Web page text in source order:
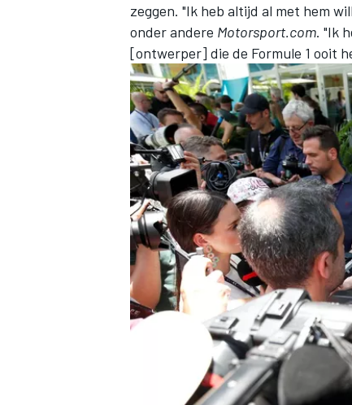
zeggen. "Ik heb altijd al met hem
onder andere Motorsport.com. "Ik
[ontwerper] die de Formule 1 ooit